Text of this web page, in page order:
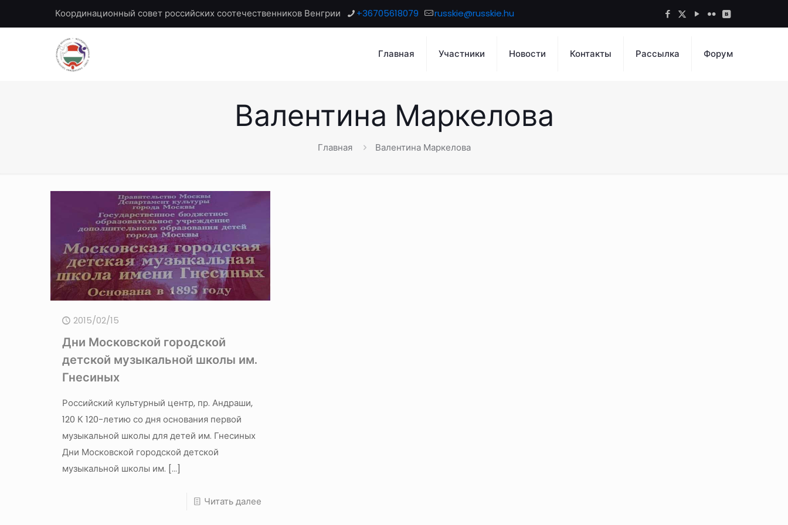
Координационный совет российских соотечественников Венгрии +36705618079 russkie@russkie.hu
Главная Участники Новости Контакты Рассылка Форум
Валентина Маркелова
Главная Валентина Маркелова
2015/02/15
Дни Московской городской
детской музыкальной школы им.
Гнесиных
Российский культурный центр, пр. Андраши,
120 К 120-летию со дня основания первой
музыкальной школы для детей им. Гнесиных
Дни Московской городской детской
музыкальной школы им. […]
Читать далее